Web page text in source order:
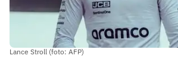
Lance Stroll (foto: AFP)